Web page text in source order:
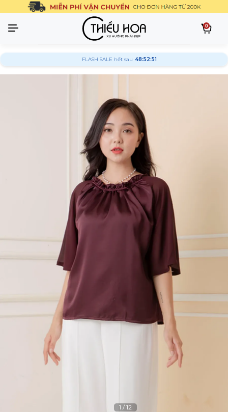
0
FLASH SALE hết sau 48:52:50
1 / 12